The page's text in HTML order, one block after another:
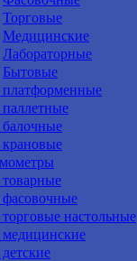
Торговые
Медицинские
Лабораторные
Бытовые
настольные